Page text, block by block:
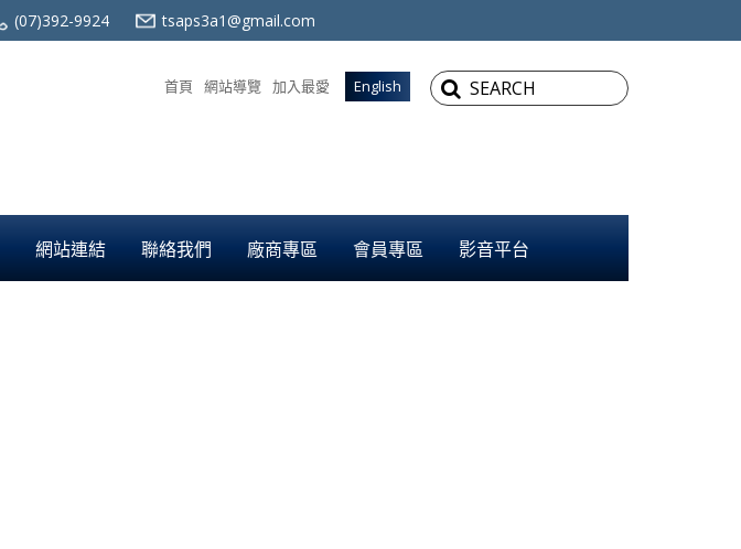
(07)392-9924 tsaps3a1@gmail.com
首頁 網站導覽 加入最愛 English
網站連結 聯絡我們 廠商專區 會員專區 影音平台